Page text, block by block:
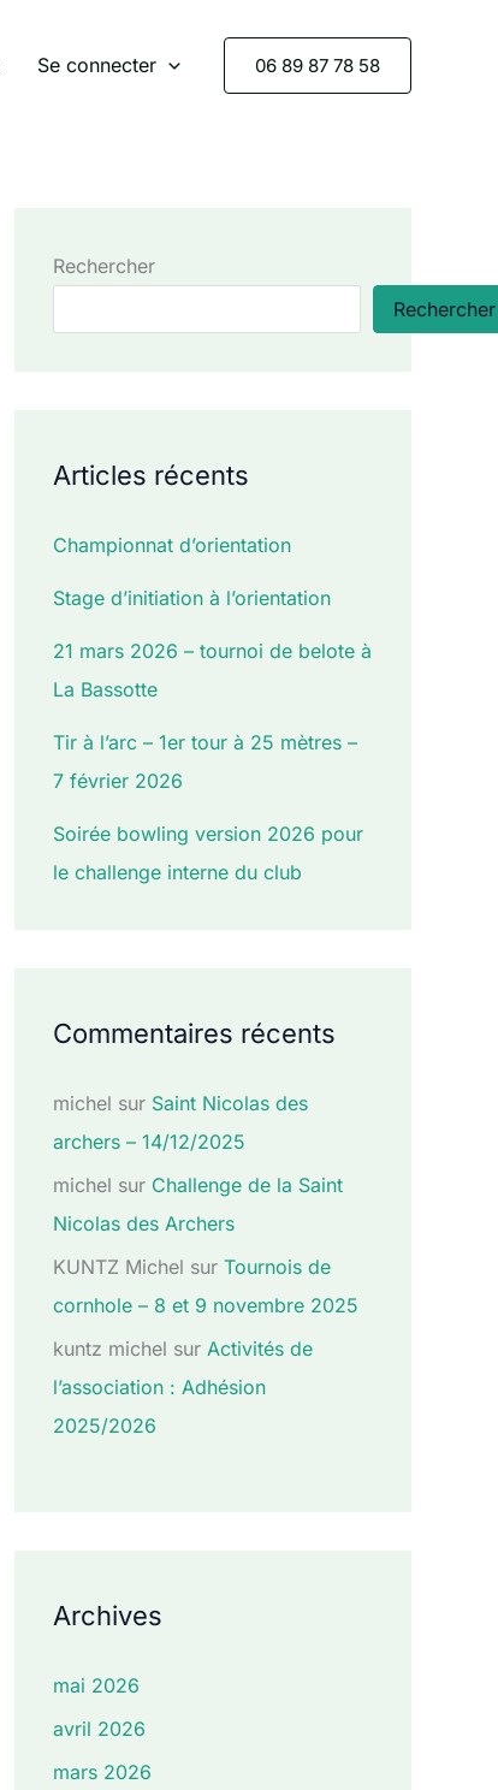
Se connecter 06 89 87 78 58
Rechercher
Rechercher
Articles récents
Championnat d’orientation
Stage d’initiation à l’orientation
21 mars 2026 – tournoi de belote à
La Bassotte
Tir à l’arc – 1er tour à 25 mètres –
7 février 2026
Soirée bowling version 2026 pour
le challenge interne du club
Commentaires récents
michel sur Saint Nicolas des
archers – 14/12/2025
michel sur Challenge de la Saint
Nicolas des Archers
KUNTZ Michel sur Tournois de
cornhole – 8 et 9 novembre 2025
kuntz michel sur Activités de
l’association : Adhésion
2025/2026
Archives
mai 2026
avril 2026
mars 2026